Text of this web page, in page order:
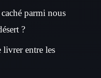
parmi nous
?
livrer entre les